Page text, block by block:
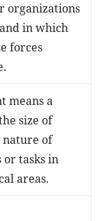
organizations
in which
forces
means a
size of
nature of
or tasks in
areas.